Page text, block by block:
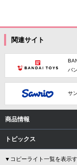
関連サイト
バ
サ
商品情報
トピックス
▼コピーライト一覧を表示